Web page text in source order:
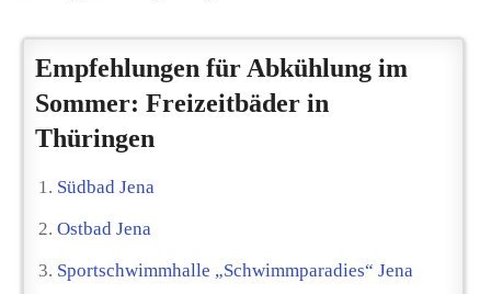
Empfehlungen für Abkühlung im
Sommer: Freizeitbäder in
Thüringen
Südbad Jena
Ostbad Jena
Sportschwimmhalle „Schwimmparadies“ Jena